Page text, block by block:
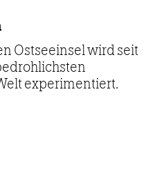
Ostseeinsel wird seit
experimentiert.